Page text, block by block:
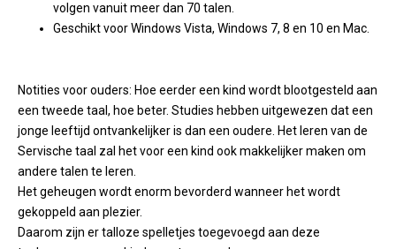
volgen vanuit meer dan 70 talen.
Geschikt voor Windows Vista, Windows 7, 8 en 10 en Mac.
Notities voor ouders: Hoe eerder een kind wordt blootgesteld aan
een tweede taal, hoe beter. Studies hebben uitgewezen dat een
jonge leeftijd ontvankelijker is dan een oudere. Het leren van de
Servische taal zal het voor een kind ook makkelijker maken om
andere talen te leren.
Het geheugen wordt enorm bevorderd wanneer het wordt
gekoppeld aan plezier.
Daarom zijn er talloze spelletjes toegevoegd aan deze